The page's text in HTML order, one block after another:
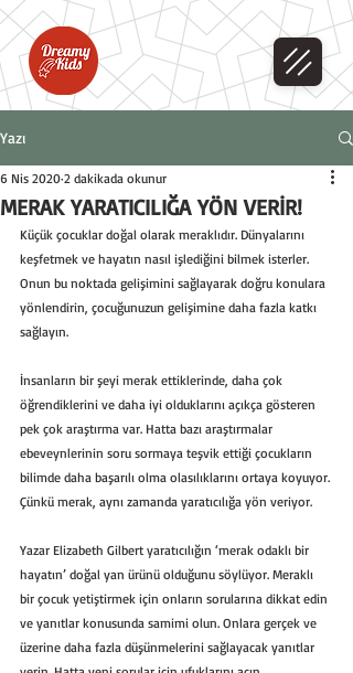
Yazı
MERAK YARATICILIĞA YÖN VERİR!
6 Nis 2020 2 dakikada okunur
Küçük çocuklar doğal olarak meraklıdır. Dünyalarını
keşfetmek ve hayatın nasıl işlediğini bilmek isterler.
Onun bu noktada gelişimini sağlayarak doğru konulara
yönlendirin, çocuğunuzun gelişimine daha fazla katkı
sağlayın.
İnsanların bir şeyi merak ettiklerinde, daha çok
öğrendiklerini ve daha iyi olduklarını açıkça gösteren
pek çok araştırma var. Hatta bazı araştırmalar
ebeveynlerinin soru sormaya teşvik ettiği çocukların
bilimde daha başarılı olma olasılıklarını ortaya koyuyor.
Çünkü merak, aynı zamanda yaratıcılığa yön veriyor.
Yazar Elizabeth Gilbert yaratıcılığın ‘merak odaklı bir
hayatın’ doğal yan ürünü olduğunu söylüyor. Meraklı
bir çocuk yetiştirmek için onların sorularına dikkat edin
ve yanıtlar konusunda samimi olun. Onlara gerçek ve
üzerine daha fazla düşünmelerini sağlayacak yanıtlar